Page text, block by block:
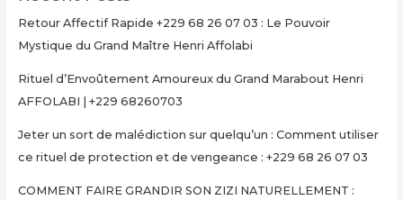
Retour Affectif Rapide +229 68 26 07 03 : Le Pouvoir
Mystique du Grand Maître Henri Affolabi
Rituel d’Envoûtement Amoureux du Grand Marabout Henri
AFFOLABI | +229 68260703
Jeter un sort de malédiction sur quelqu’un : Comment utiliser
ce rituel de protection et de vengeance : +229 68 26 07 03
COMMENT FAIRE GRANDIR SON ZIZI NATURELLEMENT :